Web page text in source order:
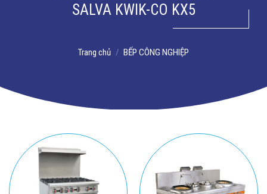
SALVA KWIK-CO KX5
Trang chủ / BẾP CÔNG NGHIỆP